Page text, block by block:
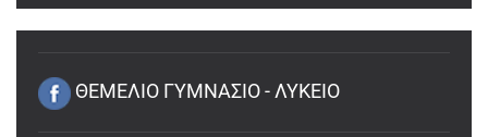
ΘΕΜΕΛΙΟ ΓΥΜΝΑΣΙΟ - ΛΥΚΕΙΟ